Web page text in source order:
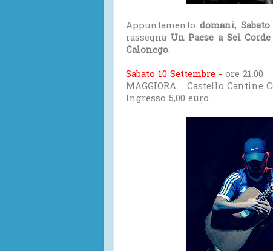
Appuntamento domani,
rassegna Un Paese a Sei Corde
Calonego.
Sabato 10 Settembre - ore 21.00
MAGGIORA – Castello Cantine
Ingresso 5,00 euro.